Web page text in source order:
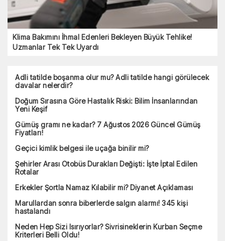
Klima Bakımını İhmal Edenleri Bekleyen Büyük Tehlike!
Uzmanlar Tek Tek Uyardı
Adli tatilde boşanma olur mu? Adli tatilde hangi görülecek
davalar nelerdir?
Doğum Sırasına Göre Hastalık Riski: Bilim İnsanlarından
Yeni Keşif
Gümüş gramı ne kadar? 7 Ağustos 2026 Güncel Gümüş
Fiyatları!
Geçici kimlik belgesi ile uçağa binilir mi?
Şehirler Arası Otobüs Durakları Değişti: İşte İptal Edilen
Rotalar
Erkekler Şortla Namaz Kılabilir mi? Diyanet Açıklaması
Marullardan sonra biberlerde salgın alarmı! 345 kişi
hastalandı
Neden Hep Sizi Isırıyorlar? Sivrisineklerin Kurban Seçme
Kriterleri Belli Oldu!